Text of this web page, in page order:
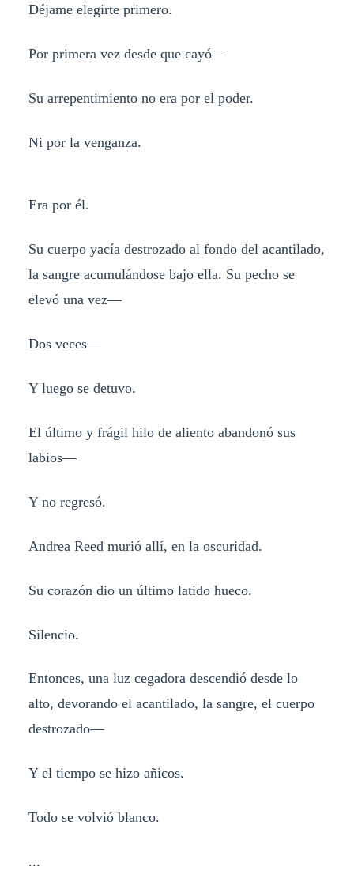
Déjame elegirte primero.
Por primera vez desde que cayó—
Su arrepentimiento no era por el poder.
Ni por la venganza.
Era por él.
Su cuerpo yacía destrozado al fondo del acantilado,
la sangre acumulándose bajo ella. Su pecho se
elevó una vez—
Dos veces—
Y luego se detuvo.
El último y frágil hilo de aliento abandonó sus
labios—
Y no regresó.
Andrea Reed murió allí, en la oscuridad.
Su corazón dio un último latido hueco.
Silencio.
Entonces, una luz cegadora descendió desde lo
alto, devorando el acantilado, la sangre, el cuerpo
destrozado—
Y el tiempo se hizo añicos.
Todo se volvió blanco.
...